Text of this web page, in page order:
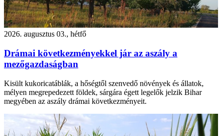
2026. augusztus 03., hétfő
Drámai következményekkel jár az aszály a
mezőgazdaságban
Kisült kukoricatáblák, a hőségtől szenvedő növények és állatok,
mélyen megrepedezett földek, sárgára égett legelők jelzik Bihar
megyében az aszály drámai következményeit.